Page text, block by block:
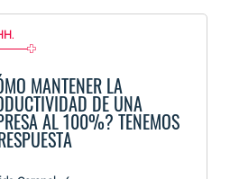
MANTENER LA
DE UNA
AL 100%? TENEMOS